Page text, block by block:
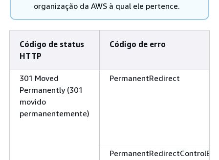
organização da AWS à qual ele pertence.
Código de status
HTTP
Código de erro
301 Moved
Permanently (301
movido
permanentemente)
PermanentRedirect